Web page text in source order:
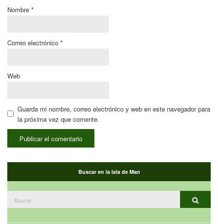
Nombre *
Correo electrónico *
Web
Guarda mi nombre, correo electrónico y web en este navegador para
la próxima vez que comente.
Buscar en la Isla de Man
Buscar